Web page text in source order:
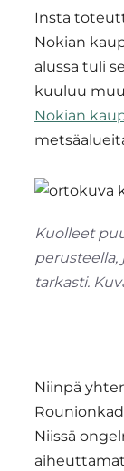
Insta
Nokian
alussa tuli
kuuluu
Nokian
Kuolleet
perusteella,
tarkasti.
Niinpä
Niissä